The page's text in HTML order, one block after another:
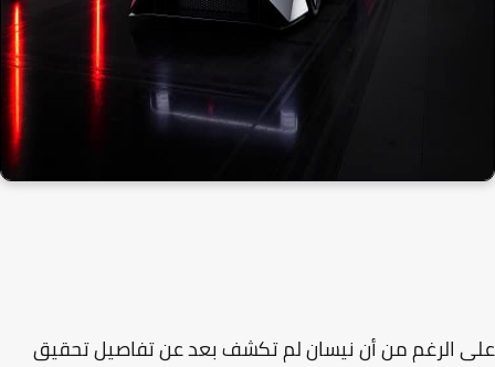
الرغم من أن نيسان لم تكشف بعد عن تفاصيل تحقيق